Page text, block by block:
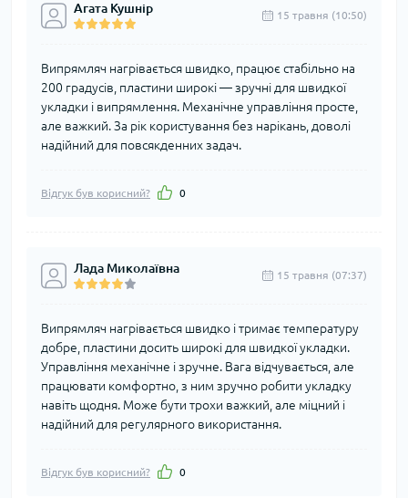
Агата Кушнір 15 травня (10:50)
Випрямляч нагрівається швидко, працює стабільно на
200 градусів, пластини широкі — зручні для швидкої
укладки і випрямлення. Механічне управління просте,
але важкий. За рік користування без нарікань, доволі
надійний для повсякденних задач.
Відгук був корисний? 0
Лада Миколаївна 15 травня (07:37)
Випрямляч нагрівається швидко і тримає температуру
добре, пластини досить широкі для швидкої укладки.
Управління механічне і зручне. Вага відчувається, але
працювати комфортно, з ним зручно робити укладку
навіть щодня. Може бути трохи важкий, але міцний і
надійний для регулярного використання.
Відгук був корисний? 0